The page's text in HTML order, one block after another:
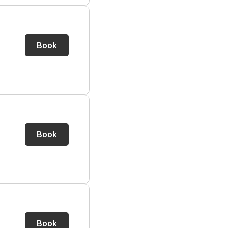
Book
Book
Book